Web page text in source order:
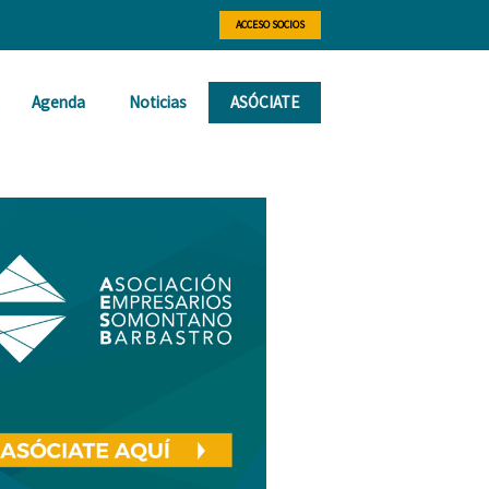
ACCESO SOCIOS
Agenda Noticias ASÓCIATE